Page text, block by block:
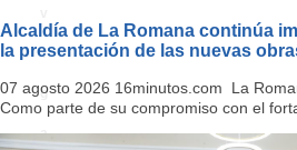
i
g
a
Alcaldía de La Romana continúa
la presentación de las nuevas
07 agosto 2026 16minutos.com La
Como parte de su compromiso con el